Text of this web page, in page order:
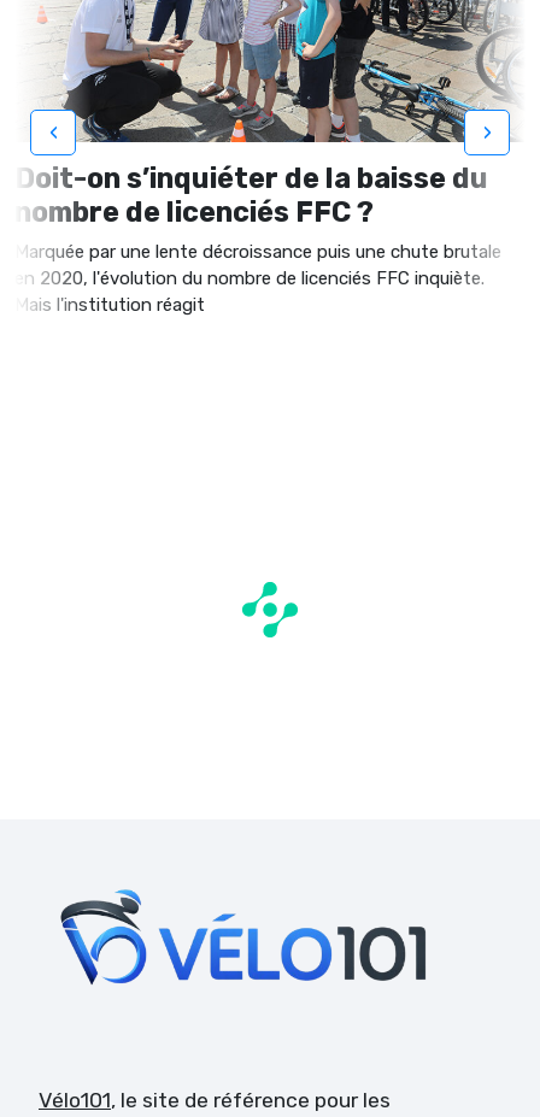
Doit-on s’inquiéter de la baisse du
nombre de licenciés FFC ?
Marquée par une lente décroissance puis une chute brutale
en 2020, l'évolution du nombre de licenciés FFC inquiète.
Mais l'institution réagit
‹ ›
Vélo101, le site de référence pour les